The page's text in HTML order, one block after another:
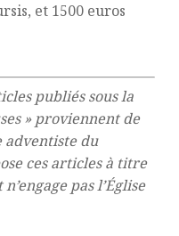
et 1500 euros
publiés sous la
» proviennent de
adventiste du
ces articles à titre
pas l’Église